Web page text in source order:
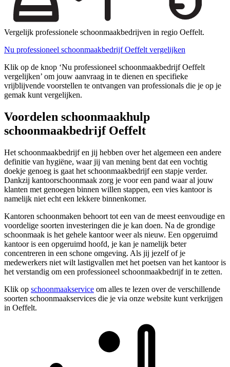
Vergelijk professionele schoonmaakbedrijven in regio Oeffelt.
Nu professioneel schoonmaakbedrijf Oeffelt vergelijken
Klik op de knop ‘Nu professioneel schoonmaakbedrijf Oeffelt
vergelijken’ om jouw aanvraag in te dienen en specifieke
vrijblijvende voorstellen te ontvangen van professionals die je op je
gemak kunt vergelijken.
Voordelen schoonmaakhulp
schoonmaakbedrijf Oeffelt
Het schoonmaakbedrijf en jij hebben over het algemeen een andere
definitie van hygiëne, waar jij van mening bent dat een vochtig
doekje genoeg is gaat het schoonmaakbedrijf een stapje verder.
Dankzij kantoorschoonmaak zorg je voor een pand waar al jouw
klanten met genoegen binnen willen stappen, een vies kantoor is
namelijk niet echt een lekkere binnenkomer.
Kantoren schoonmaken behoort tot een van de meest eenvoudige en
voordelige soorten investeringen die je kan doen. Na de grondige
schoonmaak is het gehele kantoor weer als nieuw. Een opgeruimd
kantoor is een opgeruimd hoofd, je kan je namelijk beter
concentreren in een schone omgeving. Als jij jezelf of je
medewerkers niet wilt lastigvallen met het poetsen van het kantoor is
het verstandig om een professioneel schoonmaakbedrijf in te zetten.
Klik op schoonmaakservice om alles te lezen over de verschillende
soorten schoonmaakservices die je via onze website kunt verkrijgen
in Oeffelt.